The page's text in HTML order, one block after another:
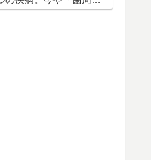
病のもと」とすら言わ